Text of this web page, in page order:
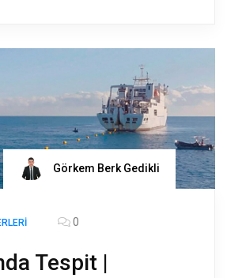
Görkem Berk Gedikli
0
Tespit |